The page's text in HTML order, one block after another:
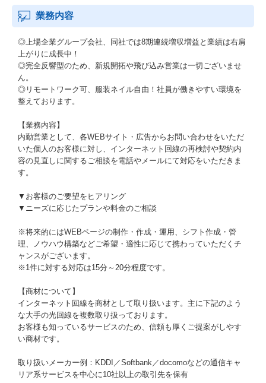
業務内容
◎上場企業グループ会社、同社では8期連続増収増益と業績は右肩
上がりに成長中！
◎完全反響型のため、新規開拓や飛び込み営業は一切ございませ
ん。
◎リモートワーク可、服装ネイル自由！社員が働きやすい環境を
整えております。
【業務内容】
内勤営業として、各WEBサイト・広告からお問い合わせをいただ
いた個人のお客様に対し、インターネット回線の再検討や契約内
容の見直しに関するご相談を電話やメールにて対応をいただきま
す。
▼お客様のご要望をヒアリング
▼ニーズに応じたプランや料金のご相談
※将来的にはWEBページの制作・作成・運用、シフト作成・管
理、ノウハウ構築などご希望・適性に応じて携わっていただくチ
ャンスがございます。
※1件に対する対応は15分～20分程度です。
【商材について】
インターネット回線を商材として取り扱います。主に下記のよう
な大手の光回線を複数取り扱っております。
お客様も知っているサービスのため、信頼も厚くご提案がしやす
い商材です。
取り扱いメーカー例：KDDI／Softbank／docomoなどの通信キャ
リア系サービスを中心に10社以上の取引先を保有